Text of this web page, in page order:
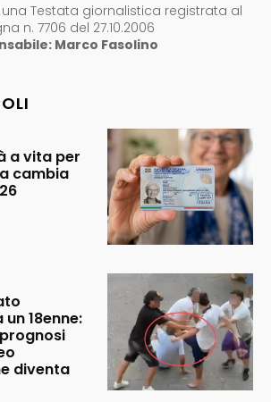
una Testata giornalistica registrata al
n. 7706 del 27.10.2006
Marco Fasolino
a vita per
cambia
18enne:
diventa